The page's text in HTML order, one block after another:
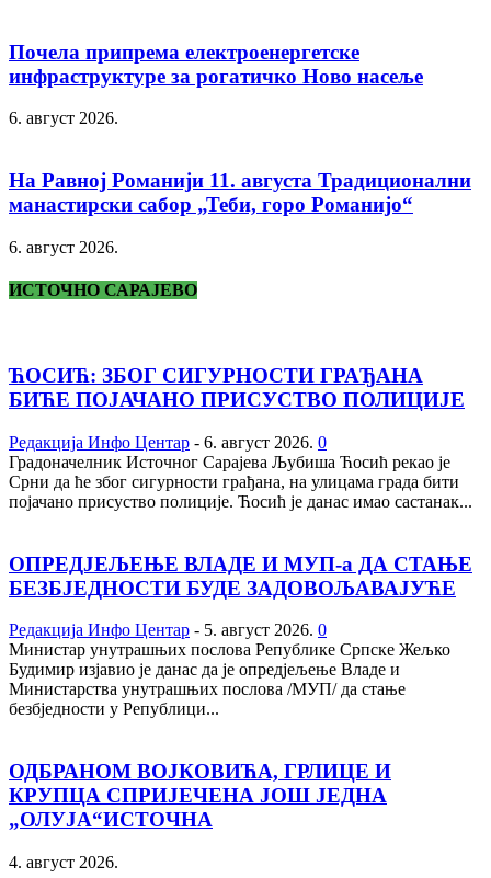
Почела припрема електроенергетске
инфраструктуре за рогатичко Ново насеље
6. август 2026.
На Равној Романији 11. августа Традиционални
манастирски сабор „Теби, горо Романијо“
6. август 2026.
ИСТОЧНО САРАЈЕВО
ЋОСИЋ: ЗБОГ СИГУРНОСТИ ГРАЂАНА
БИЋЕ ПОЈАЧАНО ПРИСУСТВО ПОЛИЦИЈЕ
Редакција Инфо Центар - 6. август 2026. 0
Градоначелник Источног Сарајева Љубиша Ћосић рекао је
Срни да ће због сигурности грађана, на улицама града бити
појачано присуство полиције. Ћосић је данас имао састанак...
ОПРЕД‌ЈЕЉЕЊЕ ВЛАДЕ И МУП-а ДА СТАЊЕ
БЕЗБЈЕДНОСТИ БУДЕ ЗАДОВОЉАВАЈУЋЕ
Редакција Инфо Центар - 5. август 2026. 0
Министар унутрашњих послова Републике Српске Жељко
Будимир изјавио је данас да је опред‌јељење Владе и
Министарства унутрашњих послова /МУП/ да стање
безбједности у Републици...
ОДБРАНОМ ВОЈКОВИЋА, ГРЛИЦЕ И
КРУПЦА СПРИЈЕЧЕНА ЈОШ ЈЕДНА
„ОЛУЈА“ИСТОЧНА
4. август 2026.